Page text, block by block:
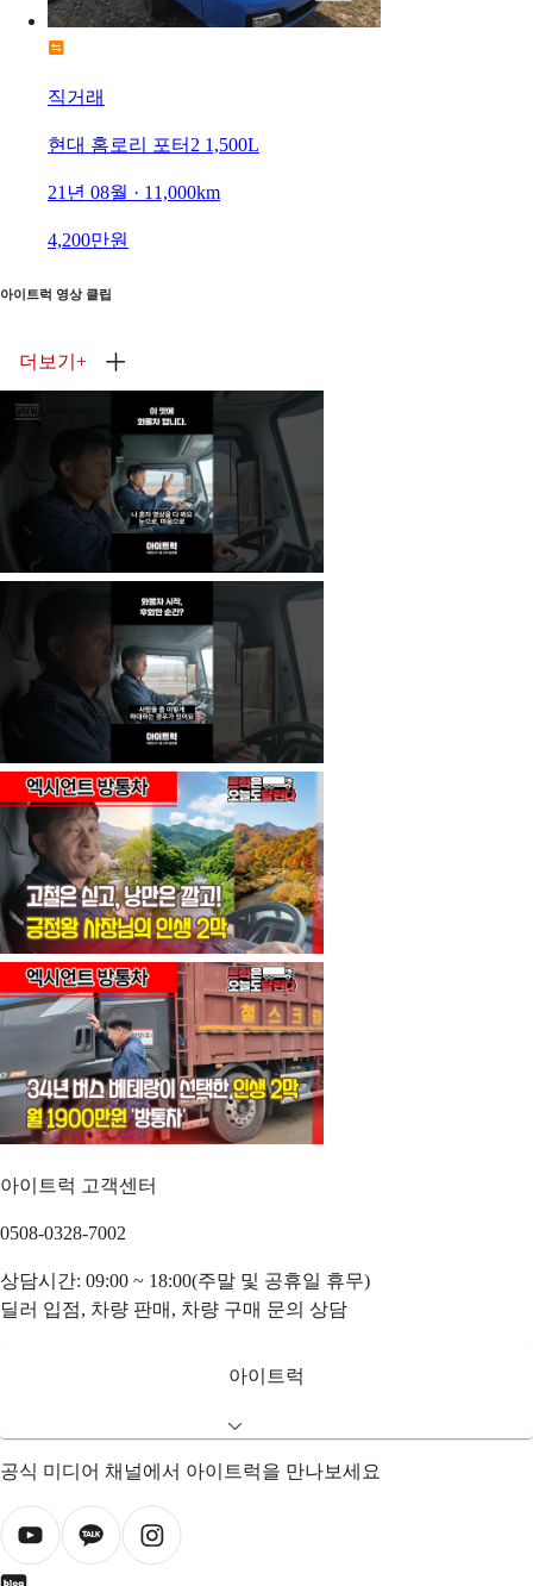
직거래
현대 홈로리 포터2 1,500L
21년 08월 · 11,000km
4,200만원
아이트럭 영상 클립
더보기 +
아이트럭 고객센터
0508-0328-7002
상담시간: 09:00 ~ 18:00(주말 및 공휴일 휴무)
딜러 입점, 차량 판매, 차량 구매 문의 상담
아이트럭
공식 미디어 채널에서 아이트럭을 만나보세요